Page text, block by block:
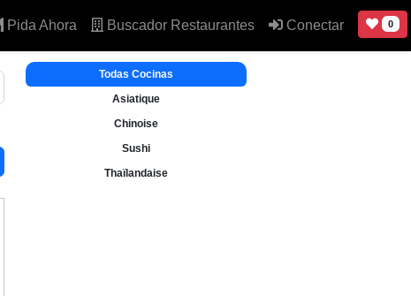
Pida Ahora Buscador Restaurantes Conectar 0
Todas Cocinas
Asiatique
Chinoise
Sushi
Thaïlandaise